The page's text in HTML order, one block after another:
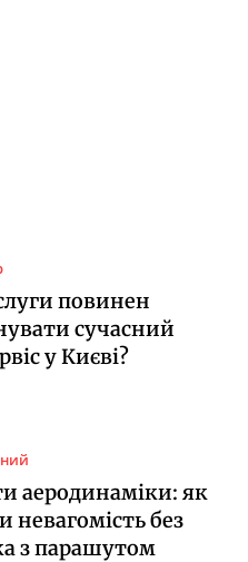
повинен
сучасний
у Києві?
аеродинаміки: як
невагомість без
з парашутом